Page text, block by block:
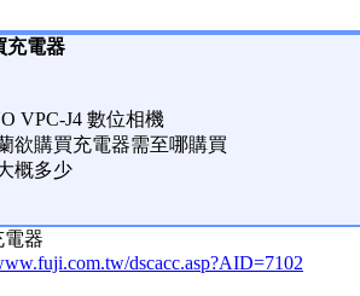
充電器
VPC-J4 數位相機
欲購買充電器需至哪購買
概多少
電器
dscacc.asp?AID=7102